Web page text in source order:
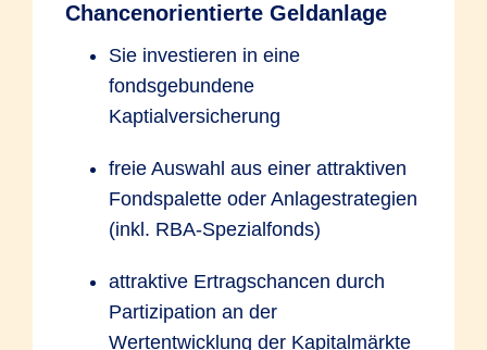
Chancenorientierte Geld­an­lage
Sie investieren in eine
fondsgebundene
Kaptialversicherung
freie Auswahl aus einer attraktiven
Fondspalette oder Anlagestrategien
(inkl. RBA-Spezialfonds)
attraktive Ertragschancen durch
Partizipation an der
Wertentwicklung der Kapitalmärkte